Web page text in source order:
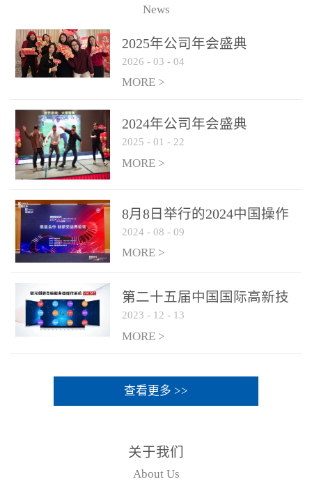
News
2025年公司年会盛典
2026 - 03 - 04
MORE >
2024年公司年会盛典
2025 - 01 - 22
MORE >
8月8日举行的2024中国操作
系统产业大会渠道论坛，科
网通荣获区域营销优质伙伴
2024 - 08 - 09
MORE >
第二十五届中国国际高新技
术成果交易会 银河麒麟高级
服务器操作系统荣获 “优秀
2023 - 12 - 13
MORE >
查看更多 >>
关于我们
About Us